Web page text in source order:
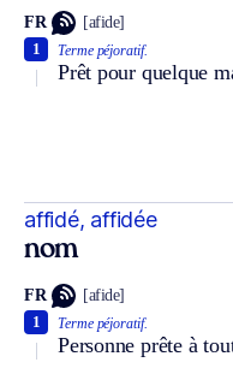
FR [afide]
Terme péjoratif.
Prêt pour quelque
1
affidé, affidée
nom
FR [afide]
Terme péjoratif.
Personne prête à
1